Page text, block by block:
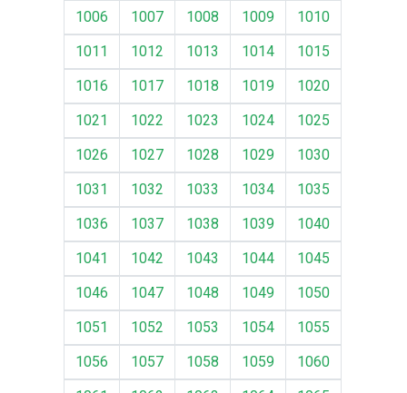
1006
1007 1008 1009
1010
1011
1012 1013 1014
1015
1016
1017 1018 1019
1020
1021
1022 1023 1024
1025
1026
1027 1028 1029
1030
1031
1032 1033 1034
1035
1036
1037 1038 1039
1040
1041
1042 1043 1044
1045
1046
1047 1048 1049
1050
1051
1052 1053 1054
1055
1056
1057 1058 1059
1060